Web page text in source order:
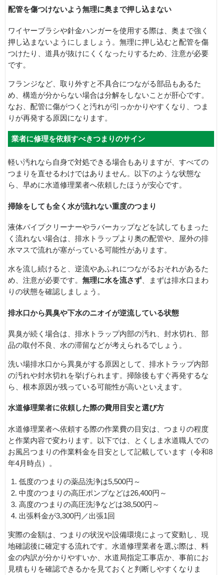
配管を傷つけないよう無理に奥まで押し込まない
ワイヤーブラシや針金ハンガーを使用する際は、奥まで強く
押し込まないようにしましょう。無理に押し込むと配管を傷
つけたり、道具が抜けにくくなったりするため、注意が必要
です。
フランジなど、取り外すと不具合につながる部品もあるた
め、構造が分からない場合は分解をしないことが肝心です。
なお、配管に傷がつくと汚れが引っかかりやすくなり、つま
りが再発する原因になります。
業者に修理を依頼すべきつまりのサイン
軽い汚れなら自身で対処できる場合もありますが、すべての
つまりを直せるわけではありません。以下のような状態な
ら、早めに水道修理業者へ依頼したほうが安心です。
掃除をしても全く水が流れない重度のつまり
液体パイプクリーナーやラバーカップなどを試してもまった
く流れない場合は、排水トラップより奥の配管や、屋外の排
水マスで流れが塞がっている可能性があります。
水を流し続けると、逆流やあふれにつながるおそれがあるた
め、注意が必要です。 無理に水を流さず 、まずは排水口まわ
りの状態を確認しましょう。
排水口から異臭や下水のニオイが逆流している状態
異臭が続く場合は、排水トラップ内部の汚れ、封水切れ、部
品の取付不良、水の滞留などが考えられるでしょう。
洗い場排水口から異臭がする原因として、排水トラップ内部
の汚れや封水切れを挙げられます。掃除後もすぐ再発するな
ら、根本原因が残っている可能性が高いといえます。
水道修理業者に依頼した際の費用目安と選び方
水道修理業者へ依頼する際の作業費の目安は、つまりの程度
と作業内容で変わります。以下では、とくしま水道職人での
お風呂つまりの作業料金を目安として記載しています（令和8
年4月時点）。
低度のつまりの薬品洗浄は5,500円～
中度のつまりの高圧ポンプなどは26,400円～
高度のつまりの高圧洗浄などは38,500円～
出張料金が3,300円／出張1回
実際の金額は、つまりの状況や設備環境によって変動し、現
地確認後に確定する流れです。水道修理業者を選ぶ際は、料
金の内訳が分かりやすいか、水道局指定工事店か、事前にお
見積もりを確認できるかを見ておくと判断しやすくなりま